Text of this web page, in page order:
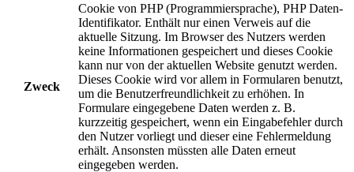
Zweck
Cookie von PHP (Programmiersprache), PHP Daten-
Identifikator. Enthält nur einen Verweis auf die
aktuelle Sitzung. Im Browser des Nutzers werden
keine Informationen gespeichert und dieses Cookie
kann nur von der aktuellen Website genutzt werden.
Dieses Cookie wird vor allem in Formularen benutzt,
um die Benutzerfreundlichkeit zu erhöhen. In
Formulare eingegebene Daten werden z. B.
kurzzeitig gespeichert, wenn ein Eingabefehler durch
den Nutzer vorliegt und dieser eine Fehlermeldung
erhält. Ansonsten müssten alle Daten erneut
eingegeben werden.